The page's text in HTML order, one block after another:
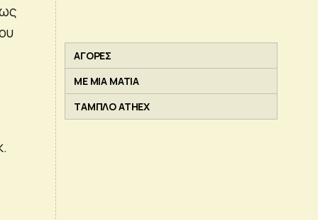
ΑΓΟΡΕΣ
ΜΕ ΜΙΑ ΜΑΤΙΑ
ΤΑΜΠΛΟ ATHEX